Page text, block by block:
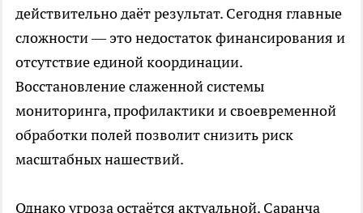
действительно даёт результат. Сегодня главные
сложности — это недостаток финансирования и
отсутствие единой координации.
Восстановление слаженной системы
мониторинга, профилактики и своевременной
обработки полей позволит снизить риск
масштабных нашествий.
Однако угроза остаётся актуальной. Саранча